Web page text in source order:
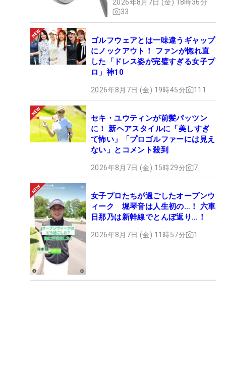
2026年8月7日 (金) 18時36分
33
ゴルフウェアとは一味違うギャップ
にノックアウト！ ファンが惚れ直
した「ドレス姿が完璧すぎる女子プ
ロ」神10
2026年8月7日 (金) 19時45分 111
セキ・ユウティンが前髪パッツン
に！ 新ヘアスタイルに「美しすぎ
て怖い」「プロゴルファーには見え
ない」とコメント殺到
2026年8月7日 (金) 15時29分 7
女子プロたちが過ごしたオープンウ
ィーク 堀琴音は人生初の…！ 六車
日那乃は新幹線でとんぼ返り…！
2026年8月7日 (金) 11時57分 1